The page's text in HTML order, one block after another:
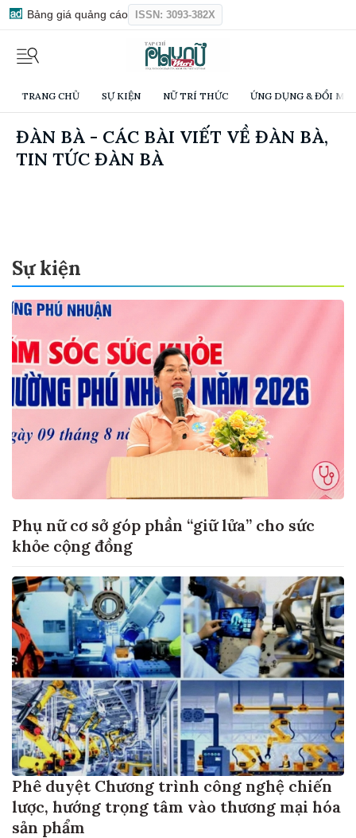
Bảng giá quảng cáo ISSN: 3093-382X
TRANG CHỦ SỰ KIỆN NỮ TRÍ THỨC ỨNG DỤNG & ĐỔI
ĐÀN BÀ - CÁC BÀI VIẾT VỀ ĐÀN BÀ,
TIN TỨC ĐÀN BÀ
Sự kiện
Phụ nữ cơ sở góp phần “giữ lửa” cho sức
khỏe cộng đồng
Phê duyệt Chương trình công nghệ chiến
lược, hướng trọng tâm vào thương mại hóa
sản phẩm